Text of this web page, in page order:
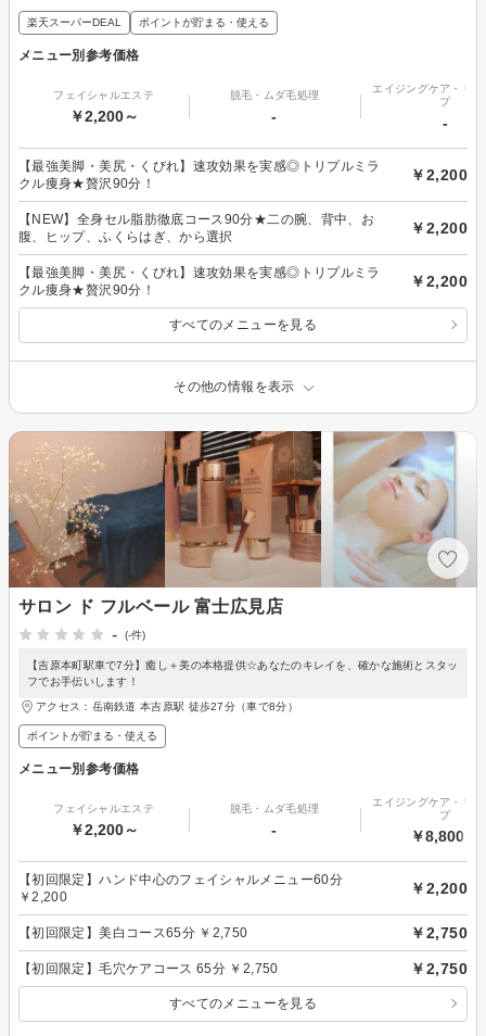
楽天スーパーDEAL ポイントが貯まる・使える
メニュー別参考価格
フェイシャルエステ
￥2,200～
脱毛・ムダ毛処理
-
エイジングケア・リ
プ
-
【最強美脚・美尻・くびれ】速攻効果を実感◎トリプルミラ
クル痩身★贅沢90分！
￥2,200
【NEW】全身セル脂肪徹底コース90分★二の腕、背中、お
腹、ヒップ、ふくらはぎ、から選択
￥2,200
【最強美脚・美尻・くびれ】速攻効果を実感◎トリプルミラ
クル痩身★贅沢90分！
￥2,200
すべてのメニューを見る
その他の情報を表示
サロン ド フルベール 富士広見店
-
(-件)
【吉原本町駅車で7分】癒し＋美の本格提供☆あなたのキレイを、確かな施術とスタッ
フでお手伝いします！
アクセス：岳南鉄道 本吉原駅 徒歩27分（車で8分）
ポイントが貯まる・使える
メニュー別参考価格
フェイシャルエステ
￥2,200～
脱毛・ムダ毛処理
-
エイジングケア・リ
プ
￥8,800～
【初回限定】ハンド中心のフェイシャルメニュー60分
￥2,200
￥2,200
【初回限定】美白コース65分 ￥2,750 ￥2,750
【初回限定】毛穴ケアコース 65分 ￥2,750 ￥2,750
すべてのメニューを見る